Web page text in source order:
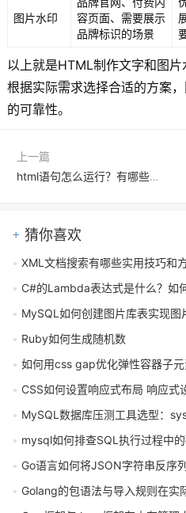
图片水印
容页面、需要展示
品牌标识的场景
以上就是HTML制作文字和图
根据实际需求选择合适的方案
的可靠性。
上一篇
html语句怎么运行？有哪些实用的运行方法教程
猜你喜欢
XML文档搜索有哪些实用技巧和方
C#的Lambda表达式是什么？如
MySQL如何创建图片库表实现图
Ruby如何生成随机数
如何用css gap优化弹性容器子
CSS如何设置响应式布局 响应式
MySQL数据库压测工具选型：
mysql如何排查SQL执行过程中的磁
Go语言如何将JSON字符串反序
Golang的包语法与导入规则在实